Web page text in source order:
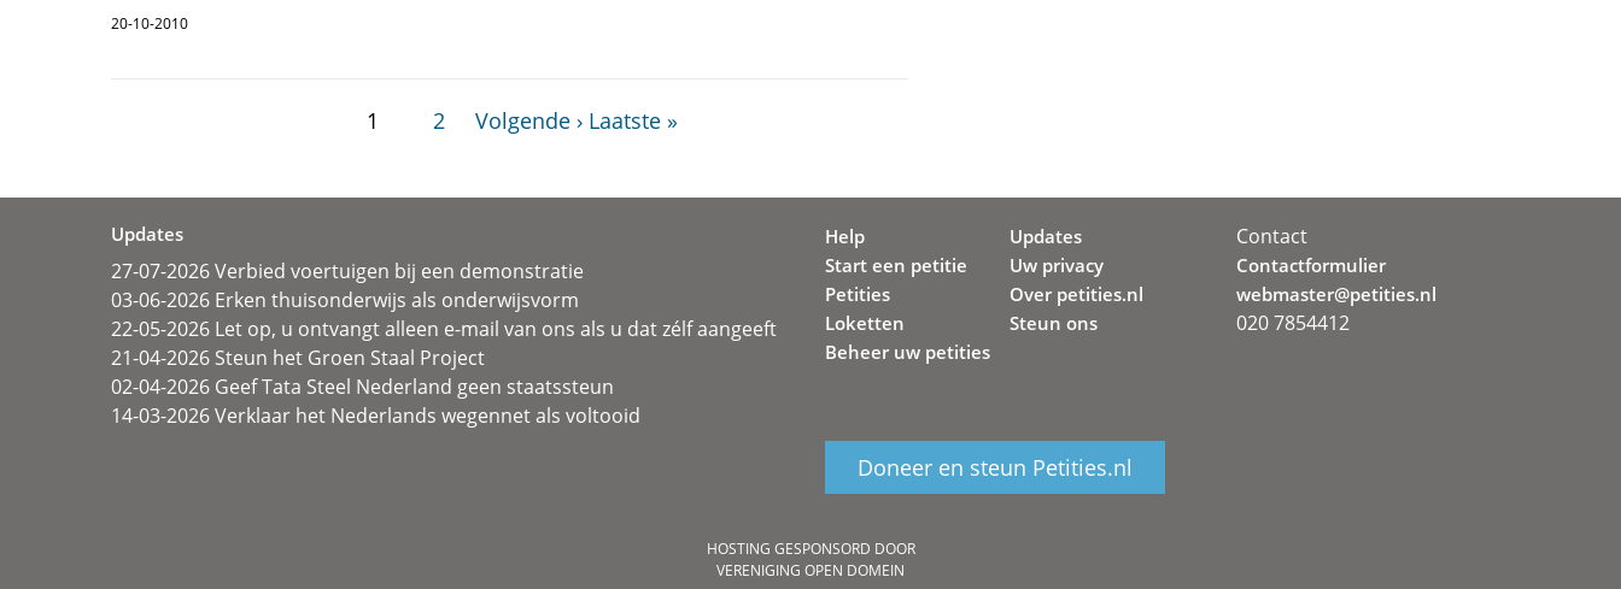
20-10-2010
1 2 Volgende › Laatste »
Updates
27-07-2026 Verbied voertuigen bij een demonstratie
03-06-2026 Erken thuisonderwijs als onderwijsvorm
22-05-2026 Let op, u ontvangt alleen e-mail van ons als u dat zélf aangeeft
21-04-2026 Steun het Groen Staal Project
02-04-2026 Geef Tata Steel Nederland geen staatssteun
14-03-2026 Verklaar het Nederlands wegennet als voltooid
Help
Start een petitie
Petities
Loketten
Beheer uw petities
Updates
Uw privacy
Over petities.nl
Steun ons
Doneer en steun Petities.nl
Contact
Contactformulier
webmaster@petities.nl
020 7854412
HOSTING GESPONSORD DOOR
VERENIGING OPEN DOMEIN